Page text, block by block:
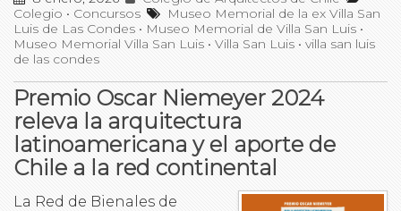
Colegio • Concursos
Museo Memorial de la ex Villa San
Luis de Las Condes • Museo Memorial de Villa San Luis •
Museo Memorial Villa San Luis • Villa San Luis • villa san luis
de las condes
Premio Oscar Niemeyer 2024
releva la arquitectura
latinoamericana y el aporte de
Chile a la red continental
La Red de Bienales de